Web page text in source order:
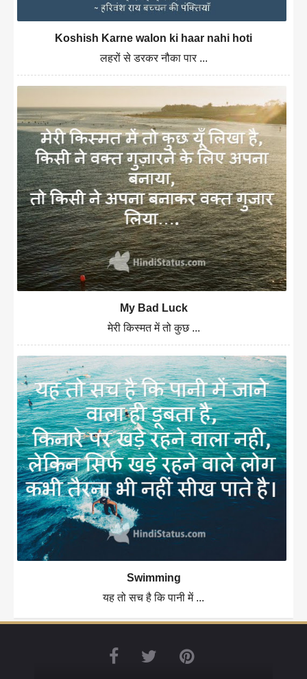
Koshish Karne walon ki haar nahi hoti
लहरों से डरकर नौका पार ...
My Bad Luck
मेरी किस्मत में तो कुछ ...
Swimming
यह तो सच है कि पानी में ...